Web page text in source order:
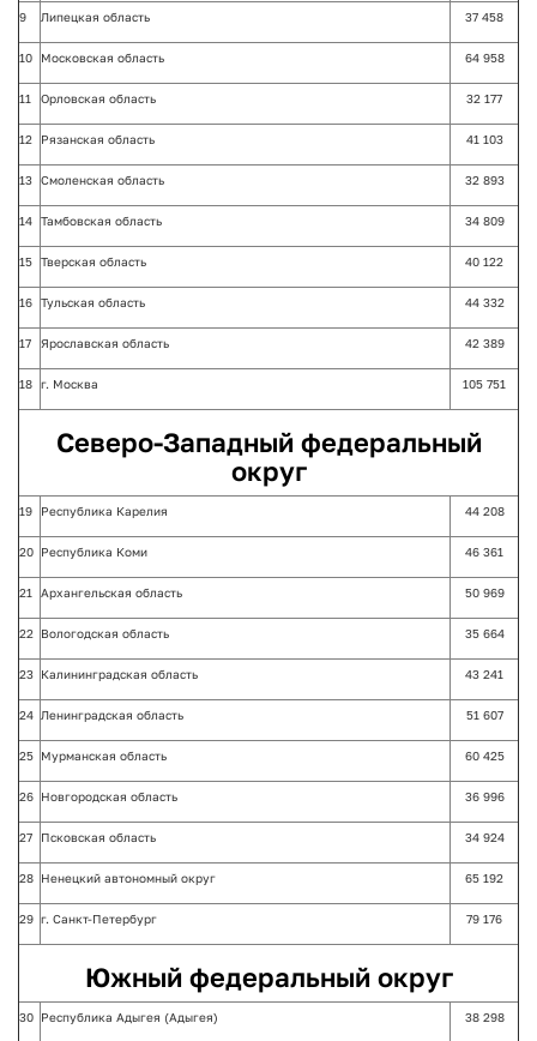
9 Липецкая область 37 458
10 Московская область 64 958
11 Орловская область 32 177
12 Рязанская область 41 103
13 Смоленская область 32 893
14 Тамбовская область 34 809
15 Тверская область 40 122
16 Тульская область 44 332
17 Ярославская область 42 389
18 г. Москва 105 751
Северо-Западный федеральный
округ
19 Республика Карелия 44 208
20 Республика Коми 46 361
21 Архангельская область 50 969
22 Вологодская область 35 664
23 Калининградская область 43 241
24 Ленинградская область 51 607
25 Мурманская область 60 425
26 Новгородская область 36 996
27 Псковская область 34 924
28 Ненецкий автономный округ 65 192
29 г. Санкт-Петербург 79 176
Южный федеральный округ
30 Республика Адыгея (Адыгея) 38 298